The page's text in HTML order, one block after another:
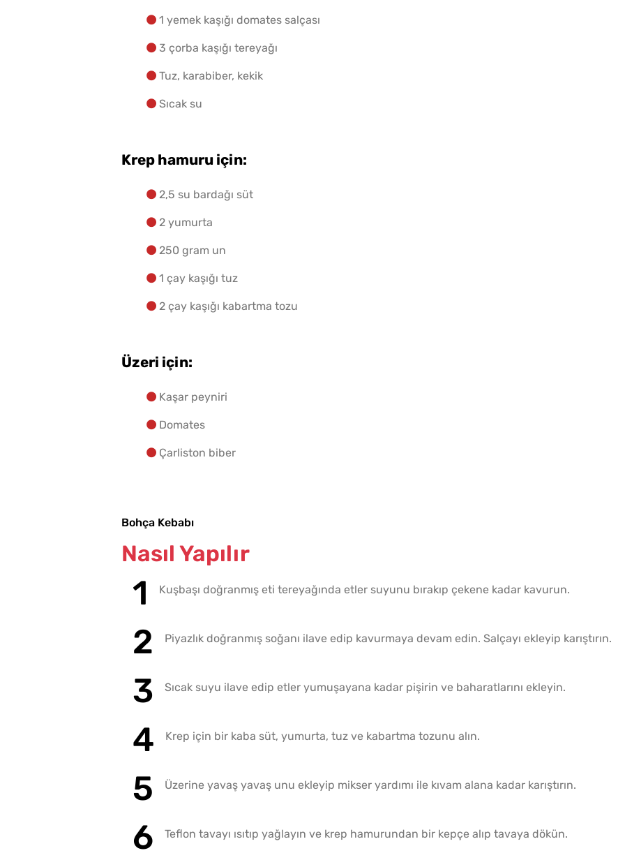
Köftesi Tarifi
1 yemek kaşığı domates salçası
3 çorba kaşığı tereyağı
Tuz, karabiber, kekik
Sıcak su
Krep hamuru için:
2,5 su bardağı süt
2 yumurta
250 gram un
1 çay kaşığı tuz
2 çay kaşığı kabartma tozu
Üzeri için:
Kaşar peyniri
Domates
Çarliston biber
Bohça Kebabı
Nasıl Yapılır
Kuşbaşı doğranmış eti tereyağında etler suyunu bırakıp çekene kadar kavurun.
Piyazlık doğranmış soğanı ilave edip kavurmaya devam edin. Salçayı ekleyip karıştırın.
Sıcak suyu ilave edip etler yumuşayana kadar pişirin ve baharatlarını ekleyin.
Krep için bir kaba süt, yumurta, tuz ve kabartma tozunu alın.
Üzerine yavaş yavaş unu ekleyip mikser yardımı ile kıvam alana kadar karıştırın.
Teflon tavayı ısıtıp yağlayın ve krep hamurundan bir kepçe alıp tavaya dökün.